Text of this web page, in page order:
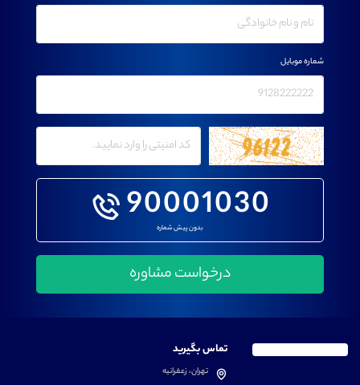
90001030
بدون پیش شماره
شماره موبایل
تماس بگیرید
تهران، زعفرانیه